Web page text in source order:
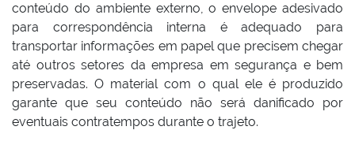
conteúdo do ambiente externo, o envelope adesivado
para correspondência interna é adequado para
transportar informações em papel que precisem chegar
até outros setores da empresa em segurança e bem
preservadas. O material com o qual ele é produzido
garante que seu conteúdo não será danificado por
eventuais contratempos durante o trajeto.